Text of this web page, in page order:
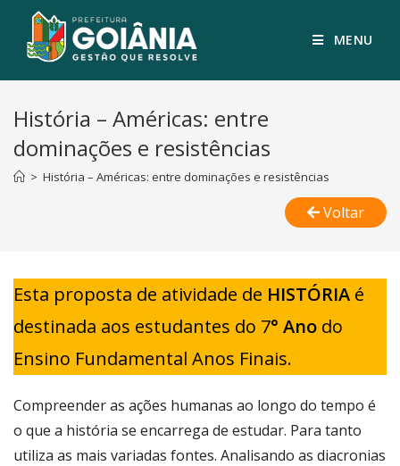
MENU
História – Américas: entre
dominações e resistências
> História – Américas: entre dominações e resistências
Voltar
Esta proposta de atividade de HISTÓRIA é
destinada aos estudantes do 7° Ano do
Ensino Fundamental Anos Finais.
Compreender as ações humanas ao longo do tempo é
o que a história se encarrega de estudar. Para tanto
utiliza as mais variadas fontes. Analisando as diacronias